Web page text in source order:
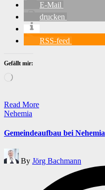
E-Mail
drucken
RSS-feed
Gefällt mir:
Wird
Read More
Posted
Nehemia
Gemeindeaufbau bei Nehemia
Posted
by
By Jörg Bachmann